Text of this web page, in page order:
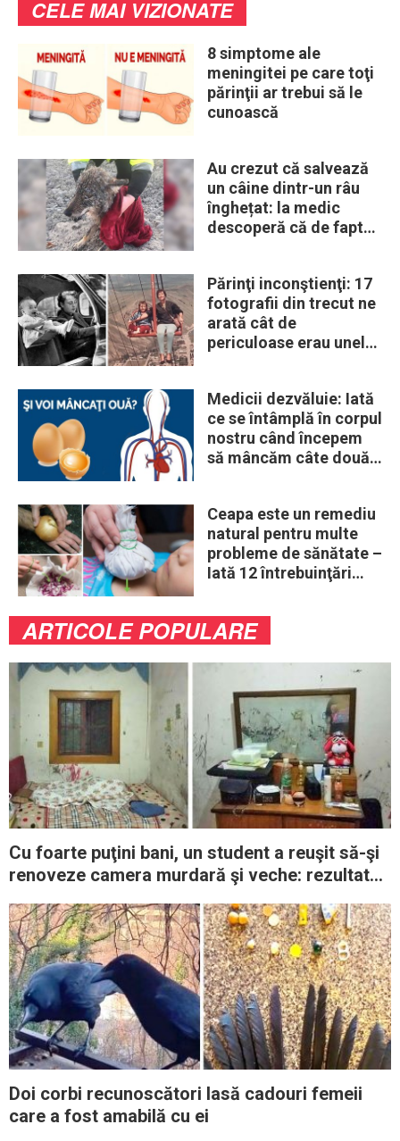
CELE MAI VIZIONATE
8 simptome ale
meningitei pe care toţi
părinţii ar trebui să le
cunoască
Au crezut că salvează
un câine dintr-un râu
înghețat: la medic
descoperă că de fapt
Părinţi inconştienţi: 17
fotografii din trecut ne
arată cât de
periculoase erau unele
Medicii dezvăluie: Iată
ce se întâmplă în corpul
nostru când începem
să mâncăm câte două
Ceapa este un remediu
natural pentru multe
probleme de sănătate –
Iată 12 întrebuinţări
ARTICOLE POPULARE
Cu foarte puţini bani, un student a reuşit să-şi
renoveze camera murdară şi veche: rezultatul
Doi corbi recunoscători lasă cadouri femeii
care a fost amabilă cu ei